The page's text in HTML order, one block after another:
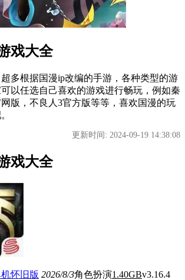
戏大全
多根据国漫ip改编的手游，各种类型的游
以任选自己喜欢的游戏进行畅玩，例如秦
版，不良人3官方版等等，喜欢国漫的玩
更新时间: 2024-09-19 14:38:08
戏大全
怀旧版 2026/8/3角色扮演1.40GBv3.16.4